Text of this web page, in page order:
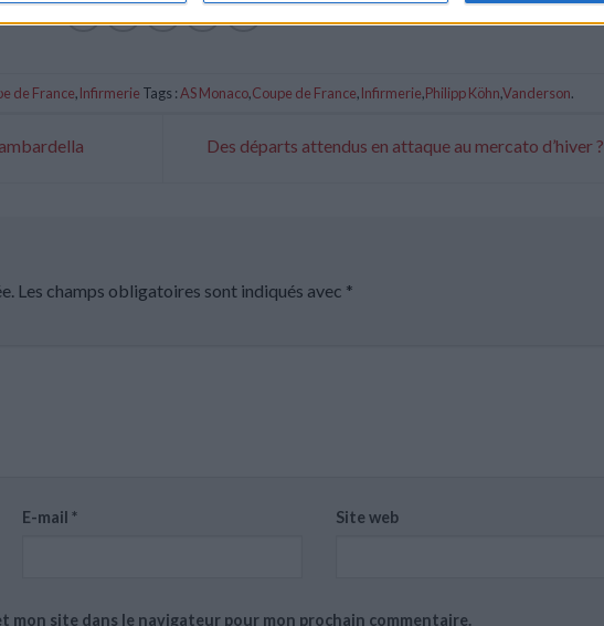
de France,Infirmerie Tags :AS Monaco,Coupe de France,Infirmerie,Philipp Köhn,Vanderson.
Des départs attendus en attaque au mercato d’hiver ?
Les champs obligatoires sont indiqués avec *
E-mail* Site web
mon site dans le navigateur pour mon prochain commentaire.